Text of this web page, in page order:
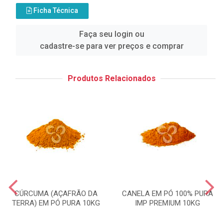
Ficha Técnica
Faça seu login ou
cadastre-se para ver preços e comprar
Produtos Relacionados
CÚRCUMA (AÇAFRÃO DA
TERRA) EM PÓ PURA 10KG
CANELA EM PÓ 100% PURA
IMP PREMIUM 10KG